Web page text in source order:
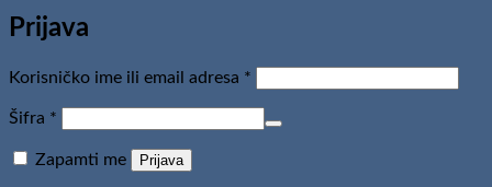
Prijava
Korisničko ime ili email adresa *
Šifra *
Zapamti me Prijava